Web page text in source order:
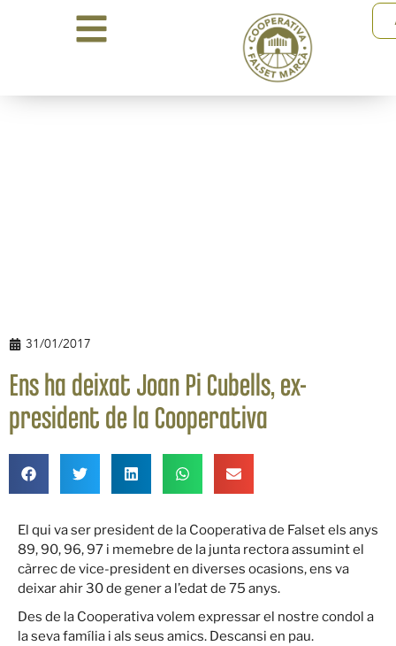
31/01/2017
Ens ha deixat Joan Pi Cubells, ex-
president de la Cooperativa
El qui va ser president de la Cooperativa de Falset els anys
89, 90, 96, 97 i memebre de la junta rectora assumint el
càrrec de vice-president en diverses ocasions, ens va
deixar ahir 30 de gener a l’edat de 75 anys.
Des de la Cooperativa volem expressar el nostre condol a
la seva família i als seus amics. Descansi en pau.